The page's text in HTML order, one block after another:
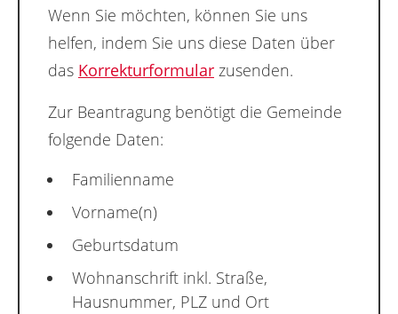
Wenn Sie möchten, können Sie uns
helfen, indem Sie uns diese Daten über
das Korrekturformular zusenden.
Zur Beantragung benötigt die Gemeinde
folgende Daten:
Familienname
Vorname(n)
Geburtsdatum
Wohnanschrift inkl. Straße,
Hausnummer, PLZ und Ort